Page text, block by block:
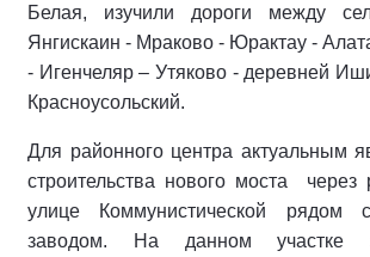
Белая, изучили дороги между
Янгискаин - Мраково - Юрактау -
- Игенчеляр – Утяково - деревней
Красноусольский.
Для районного центра актуальным
строительства нового моста через
улице Коммунистической рядом
заводом. На данном участке